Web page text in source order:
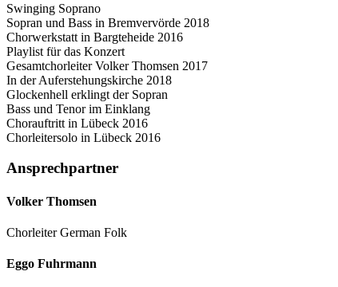
Swinging Soprano
Sopran und Bass in Bremvervörde 2018
Chorwerkstatt in Bargteheide 2016
Playlist für das Konzert
Gesamtchorleiter Volker Thomsen 2017
In der Auferstehungskirche 2018
Glockenhell erklingt der Sopran
Bass und Tenor im Einklang
Chorauftritt in Lübeck 2016
Chorleitersolo in Lübeck 2016
Ansprechpartner
Volker Thomsen
Chorleiter German Folk
Eggo Fuhrmann